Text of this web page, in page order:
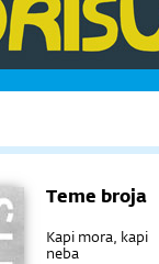
Teme broja
Kapi mora, kapi
neba